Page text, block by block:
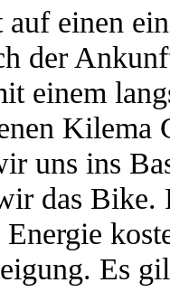
einen
der
einem
uns ins
das Bike.
Es